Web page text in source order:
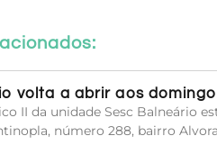
volta a abrir aos
II da unidade Sesc Balneário
número 288, bairro